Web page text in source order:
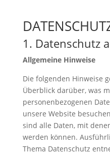
1. Datenschutz
Allgemeine Hinweise
Die folgenden Hinweise
Überblick darüber, was
personenbezogenen
unsere Website
sind alle Daten, mit
werden können.
Thema Datenschutz